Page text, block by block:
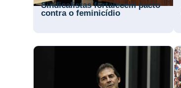
Sindicalistas fortalecem pacto
contra o feminicídio